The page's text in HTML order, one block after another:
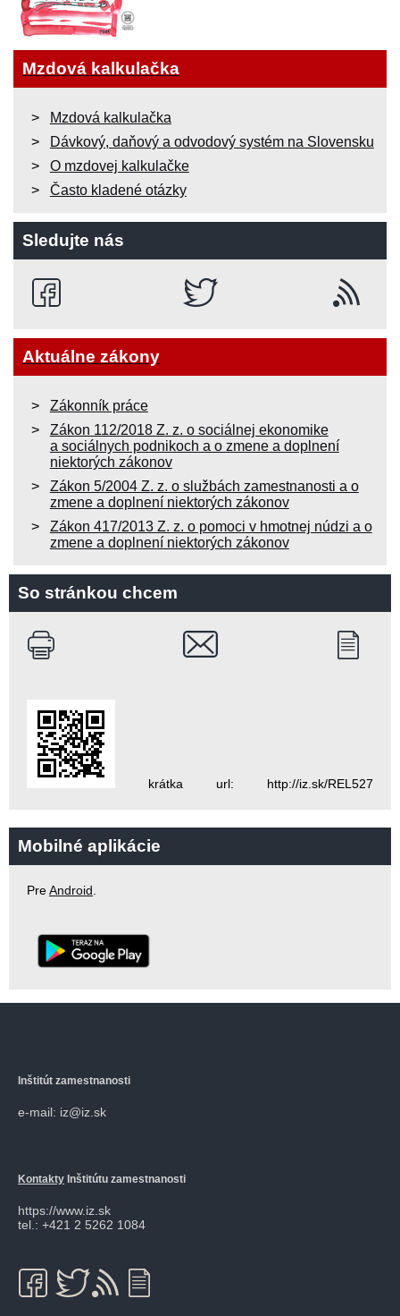
Mzdová kalkulačka
Mzdová kalkulačka
Dávkový, daňový a odvodový systém na Slovensku
O mzdovej kalkulačke
Často kladené otázky
Sledujte nás
Aktuálne zákony
Zákonník práce
Zákon 112/2018 Z. z. o sociálnej ekonomike
a sociálnych podnikoch a o zmene a doplnení
niektorých zákonov
Zákon 5/2004 Z. z. o službách zamestnanosti a o
zmene a doplnení niektorých zákonov
Zákon 417/2013 Z. z. o pomoci v hmotnej núdzi a o
zmene a doplnení niektorých zákonov
So stránkou chcem
krátka url: http://iz.sk/REL527
Mobilné aplikácie
PreAndroid.
Inštitút zamestnanosti
e-mail: iz@iz.sk
Kontakty Inštitútu zamestnanosti
https://www.iz.sk
tel.: +421 2 5262 1084